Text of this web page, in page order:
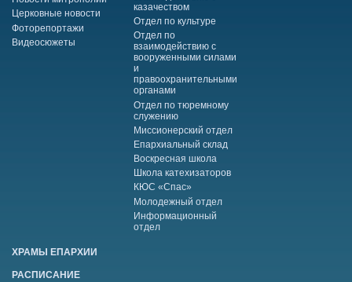
Церковные новости
Фоторепортажи
Видеосюжеты
казачеством
Отдел по культуре
Отдел по
взаимодействию с
вооруженными силами
и
правоохранительными
органами
Отдел по тюремному
служению
Миссионерский отдел
Епархиальный склад
Воскресная школа
Школа катехизаторов
КЮС «Спас»
Молодежный отдел
Информационный
отдел
ХРАМЫ ЕПАРХИИ
РАСПИСАНИЕ